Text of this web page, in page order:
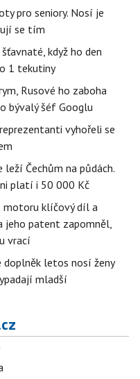
pro seniory. Nosí je
se tím
když ho den
1 tekutiny
Rusové ho zaboha
bývalý šéf Googlu
vyhořeli se
leží Čechům na půdách.
platí i 50 000 Kč
motoru klíčový díl a
jeho patent zapomněl,
vrací
doplněk letos nosí ženy
mladší